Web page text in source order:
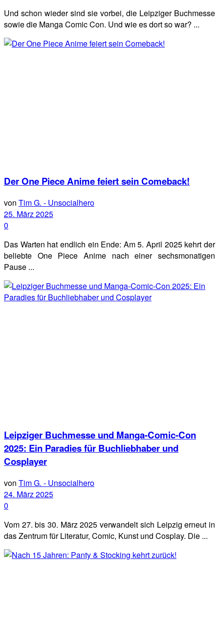
Und schon wieder sind sie vorbei, die Leipziger Buchmesse
sowie die Manga Comic Con. Und wie es dort so war? ...
Der One Piece Anime feiert sein Comeback!
von Tim G. - Unsocialhero
25. März 2025
0
Das Warten hat endlich ein Ende: Am 5. April 2025 kehrt der
beliebte One Piece Anime nach einer sechsmonatigen
Pause ...
Leipziger Buchmesse und Manga-Comic-Con
2025: Ein Paradies für Buchliebhaber und
Cosplayer
von Tim G. - Unsocialhero
24. März 2025
0
Vom 27. bis 30. März 2025 verwandelt sich Leipzig erneut in
das Zentrum für Literatur, Comic, Kunst und Cosplay. Die ...